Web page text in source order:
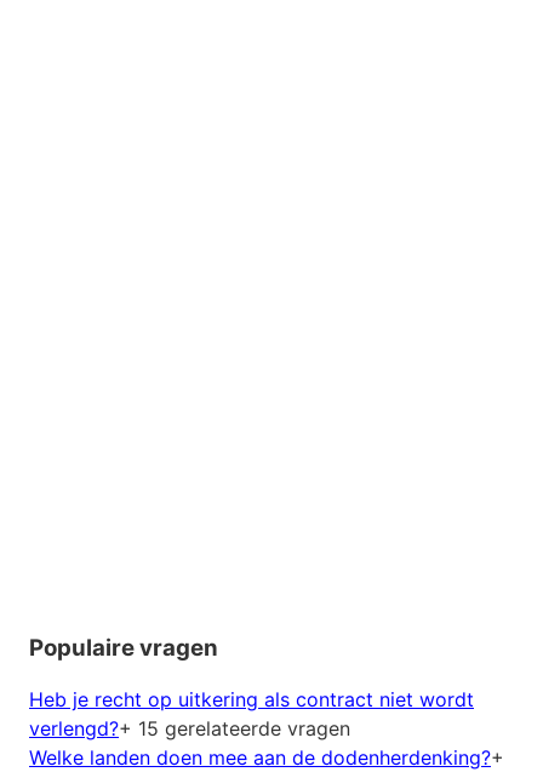
Populaire vragen
Heb je recht op uitkering als contract niet wordt
verlengd?+ 15 gerelateerde vragen
Welke landen doen mee aan de dodenherdenking?+